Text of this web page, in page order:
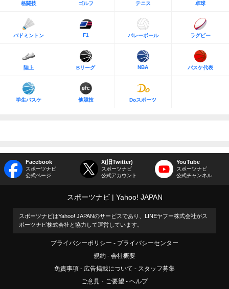
格闘技 ゴルフ テニス 卓球
バドミントン F1 バレーボール ラグビー
陸上 Bリーグ NBA バスケ代表
学生バスケ 他競技 Doスポーツ
Facebook
スポーツナビ
公式ページ
X(旧Twitter)
スポーツナビ
公式アカウント
YouTube
スポーツナビ
公式チャンネル
スポーツナビ Yahoo! JAPAN
スポーツナビはYahoo! JAPANのサービスであり、LINEヤフー株式会社がス
ポーツナビ株式会社と協力して運営しています。
プライバシーポリシー
プライバシーセンター
規約
会社概要
免責事項
広告掲載について
スタッフ募集
ご意見・ご要望
ヘルプ